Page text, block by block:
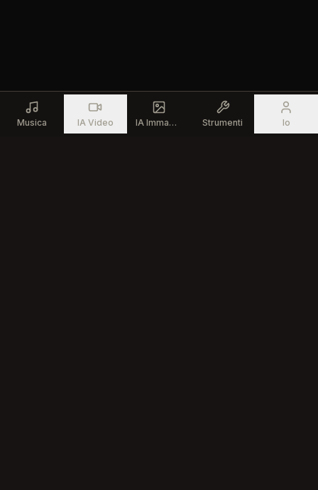
Musica IA Video IA Immagine Strumenti Io